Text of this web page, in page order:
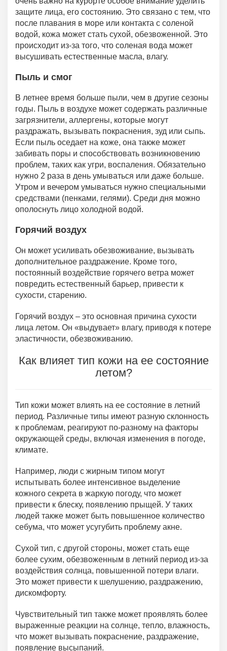
защите лица, его состоянию. Это связано с тем, что
после плавания в море или контакта с соленой
водой, кожа может стать сухой, обезвоженной. Это
происходит из-за того, что соленая вода может
высушивать естественные масла, влагу.
Пыль и смог
В летнее время больше пыли, чем в другие сезоны
годы. Пыль в воздухе может содержать различные
загрязнители, аллергены, которые могут
раздражать, вызывать покраснения, зуд или сыпь.
Если пыль оседает на коже, она также может
забивать поры и способствовать возникновению
проблем, таких как угри, воспаления. Обязательно
нужно 2 раза в день умываться или даже больше.
Утром и вечером умываться нужно специальными
средствами (пенками, гелями). Среди дня можно
ополоснуть лицо холодной водой.
Горячий воздух
Он может усиливать обезвоживание, вызывать
дополнительное раздражение. Кроме того,
постоянный воздействие горячего ветра может
повредить естественный барьер, привести к
сухости, старению.
Горячий воздух – это основная причина сухости
лица летом. Он «выдувает» влагу, приводя к потере
эластичности, обезвоживанию.
Как влияет тип кожи на ее состояние
летом?
Тип кожи может влиять на ее состояние в летний
период. Различные типы имеют разную склонность
к проблемам, реагируют по-разному на факторы
окружающей среды, включая изменения в погоде,
климате.
Например, люди с жирным типом могут
испытывать более интенсивное выделение
кожного секрета в жаркую погоду, что может
привести к блеску, появлению прыщей. У таких
людей также может быть повышенное количество
себума, что может усугубить проблему акне.
Сухой тип, с другой стороны, может стать еще
более сухим, обезвоженным в летний период из-за
воздействия солнца, повышенной потери влаги.
Это может привести к шелушению, раздражению,
дискомфорту.
Чувствительный тип также может проявлять более
выраженные реакции на солнце, тепло, влажность,
что может вызывать покраснение, раздражение,
появление высыпаний.